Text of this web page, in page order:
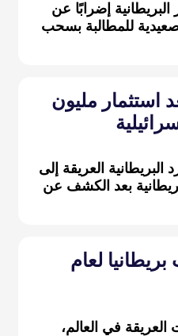
إضرابًا عن
للمطالبة بسحب
استثمار مليون
العريقة إلى
بعد الكشف عن
لعام
العريقة في العالم،